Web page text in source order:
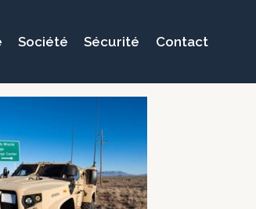
Société Sécurité Contact